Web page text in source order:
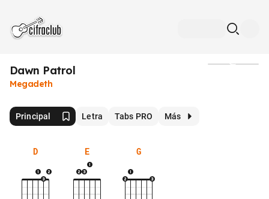
Dawn Patrol
Megadeth
Principal Letra Tabs PRO Más
D E G